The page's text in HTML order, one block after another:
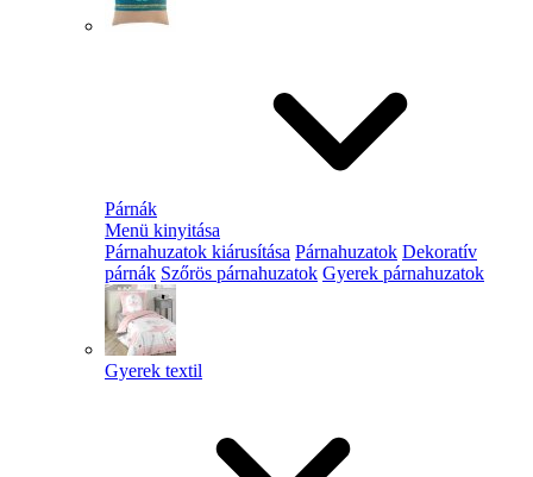
Párnák
Menü kinyitása
Párnahuzatok kiárusítása Párnahuzatok Dekoratív
párnák Szőrös párnahuzatok Gyerek párnahuzatok
Gyerek textil